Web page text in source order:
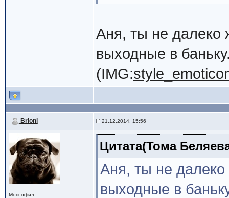
Аня, ты не далеко
выходные в
(IMG:
Brioni 21.12.2014, 15:56
Мопсофил
Цитата(Тома
Аня, ты не
выходные в